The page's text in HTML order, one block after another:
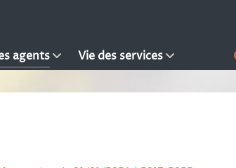
agents Vie des services